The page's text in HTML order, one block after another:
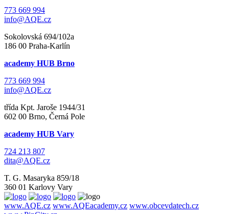
773 669 994
info@AQE.cz
Sokolovská 694/102a
186 00 Praha-Karlín
academy HUB Brno
773 669 994
info@AQE.cz
třída Kpt. Jaroše 1944/31
602 00 Brno, Černá Pole
academy HUB Vary
724 213 807
dita@AQE.cz
T. G. Masaryka 859/18
360 01 Karlovy Vary
www.AQE.cz www.AQEacademy.cz www.obcevdatech.cz